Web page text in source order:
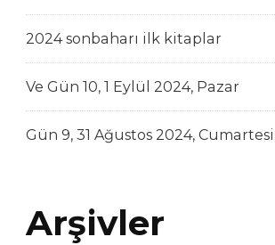
2024 sonbaharı ilk kitaplar
Ve Gün 10, 1 Eylül 2024, Pazar
Gün 9, 31 Ağustos 2024, Cumartesi
Arşivler